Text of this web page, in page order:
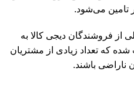
تامین می‌شود.
از فروشندگان دیجی کالا به
که تعداد زیادی از مشتریان
باشند.